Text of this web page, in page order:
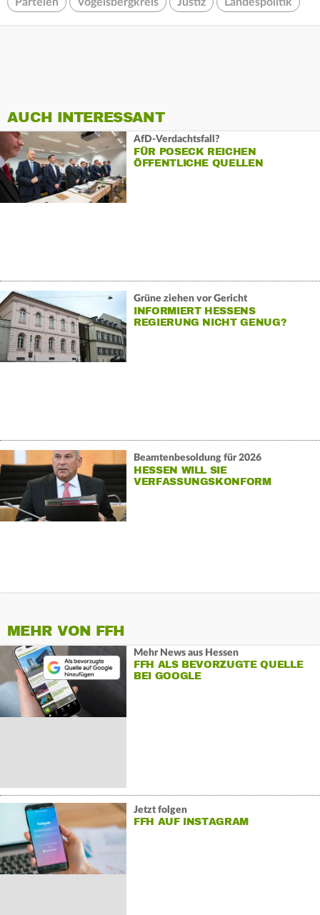
AUCH INTERESSANT
AfD-Verdachtsfall?
FÜR POSECK REICHEN
ÖFFENTLICHE QUELLEN
Grüne ziehen vor Gericht
INFORMIERT HESSENS
REGIERUNG NICHT GENUG?
Beamtenbesoldung für 2026
HESSEN WILL SIE
VERFASSUNGSKONFORM
MEHR VON FFH
Mehr News aus Hessen
FFH ALS BEVORZUGTE QUELLE
BEI GOOGLE
Jetzt folgen
FFH AUF INSTAGRAM